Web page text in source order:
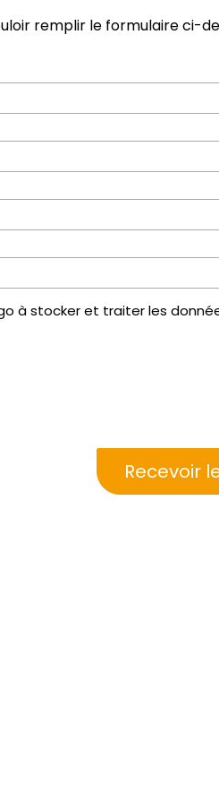
remplir le formulaire ci-
à stocker et traiter les